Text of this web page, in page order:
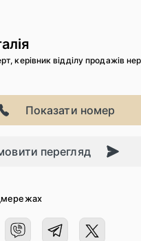
керівник відділу продажів
Показати номер
перегляд